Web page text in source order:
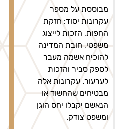
מבוססת על מספר
עקרונות יסוד: חזקת
החפות, הזכות לייצוג
משפטי, חובת המדינה
להוכיח אשמה מעבר
לספק סביר והזכות
לערעור. עקרונות אלה
מבטיחים שהחשוד או
הנאשם יקבלו יחס הוגן
ומשפט צודק.